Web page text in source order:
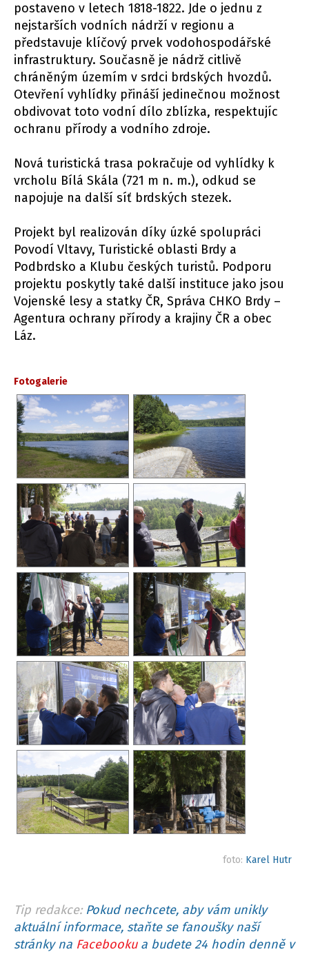
postaveno v letech 1818-1822. Jde o jednu z
nejstarších vodních nádrží v regionu a
představuje klíčový prvek vodohospodářské
infrastruktury. Současně je nádrž citlivě
chráněným územím v srdci brdských hvozdů.
Otevření vyhlídky přináší jedinečnou možnost
obdivovat toto vodní dílo zblízka, respektujíc
ochranu přírody a vodního zdroje.
Nová turistická trasa pokračuje od vyhlídky k
vrcholu Bílá Skála (721 m n. m.), odkud se
napojuje na další síť brdských stezek.
Projekt byl realizován díky úzké spolupráci
Povodí Vltavy, Turistické oblasti Brdy a
Podbrdsko a Klubu českých turistů. Podporu
projektu poskytly také další instituce jako jsou
Vojenské lesy a statky ČR, Správa CHKO Brdy –
Agentura ochrany přírody a krajiny ČR a obec
Láz.
Fotogalerie
foto: Karel Hutr
Tip redakce: Pokud nechcete, aby vám unikly
aktuální informace, staňte se fanoušky naší
stránky na Facebookua budete 24 hodin denně v